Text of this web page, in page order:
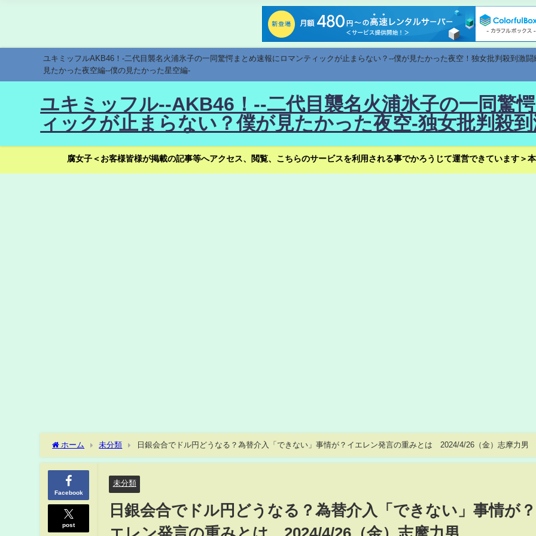
ユキミッフルAKB46！-二代目襲名火浦氷子の一同驚愕まとめ速報にロマンティックが止まらない？--僕が見たかった夜空！独女批判殺到激
見たかった夜空編--僕の見たかった星空編-
ユキミッフル--AKB46！--二代目襲名火浦氷子の一同驚
ィックが止まらない？僕が見たかった夜空-独女批判殺
腐女子＜お客様皆様が掲載の記事等へアクセス、閲覧、こちらのサービスを利用される事でかろうじて運営できています＞
ホーム 未分類 日銀会合でドル円どうなる？為替介入「できない」事情が？イエレン発言の重みとは 2024/4/26（金）志摩力男
Facebook
post
未分類
日銀会合でドル円どうなる？為替介入「できない」事情が
エレン発言の重みとは 2024/4/26（金）志摩力男